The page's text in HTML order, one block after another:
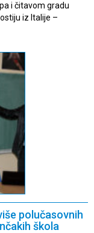
i čitavom gradu
iz Italije –
polučasovnih
škola